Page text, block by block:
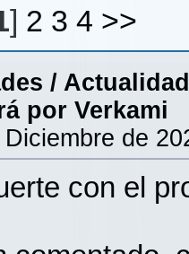
] 2 3 4 >>
/ Actualidad
por Verkami
Diciembre de
con el